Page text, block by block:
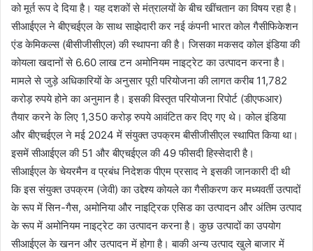
को मूर्त रूप दे दिया है। यह दशकों से मंत्रालयों के बीच खींचतान का विषय रहा है।
सीआईएल ने बीएचईएल के साथ साझेदारी कर नई कंपनी भारत कोल गैसीफिकेशन
एंड केमिकल्स (बीसीजीसीएल) की स्थापना की है। जिसका मकसद कोल इंडिया की
कोयला खदानों से 6.60 लाख टन अमोनियम नाइट्रेट का उत्पादन करना है।
मामले से जुड़े अधिकारियों के अनुसार पूरी परियोजना की लागत करीब 11,782
करोड़ रुपये होने का अनुमान है। इसकी विस्तृत परियोजना रिपोर्ट (डीएफआर)
तैयार करने के लिए 1,350 करोड़ रुपये आवंटित कर दिए गए थे। कोल इंडिया
और बीएचईएल ने मई 2024 में संयुक्त उपक्रम बीसीजीसीएल स्थापित किया था।
इसमें सीआईएल की 51 और बीएचईएल की 49 फीसदी हिस्सेदारी है।
सीआईएल के चेयरमैन व प्रबंध निदेशक पीएम प्रसाद ने इसकी जानकारी दी थी
कि इस संयुक्त उपक्रम (जेवी) का उद्देश्य कोयले का गैसीकरण कर मध्यवर्ती उत्पादों
के रूप में सिन-गैस, अमोनिया और नाइट्रिक एसिड का उत्पादन और अंतिम उत्पाद
के रूप में अमोनियम नाइट्रेट का उत्पादन करना है। कुछ उत्पादों का उपयोग
सीआईएल के खनन और उत्पादन में होगा है। बाकी अन्य उत्पाद खुले बाजार में